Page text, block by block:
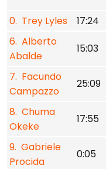
0. Trey Lyles 17:24
6. Alberto
Abalde
15:03
7. Facundo
Campazzo
25:09
8. Chuma
Okeke
17:55
9. Gabriele
Procida
0:05